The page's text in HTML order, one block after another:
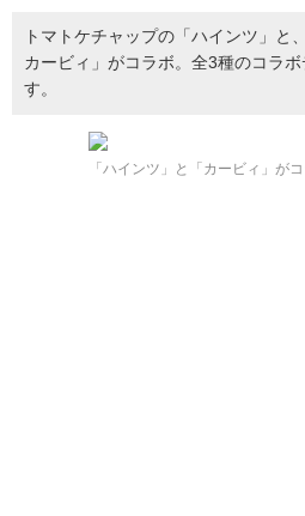
トマトケチャップの「ハインツ」と
カービィ」がコラボ。全3種のコラ
す。
「ハインツ」と「カービィ」がコ